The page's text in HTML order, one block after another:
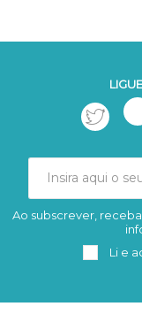
Ao subscrever,
Li e